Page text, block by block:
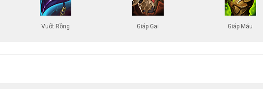
Vuốt Rồng Giáp Gai Giáp Máu